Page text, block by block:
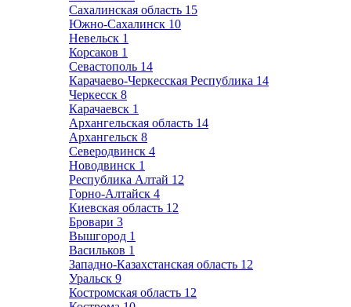
Сахалинская область 15
Южно-Сахалинск 10
Невельск 1
Корсаков 1
Севастополь 14
Карачаево-Черкесская Республика 14
Черкесск 8
Карачаевск 1
Архангельская область 14
Архангельск 8
Северодвинск 4
Новодвинск 1
Республика Алтай 12
Горно-Алтайск 4
Киевская область 12
Бровари 3
Вышгород 1
Васильков 1
Западно-Казахстанская область 12
Уральск 9
Костромская область 12